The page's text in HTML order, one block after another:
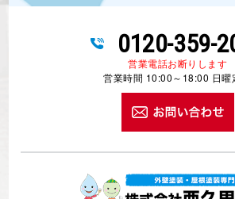
0120-359-
営業電話お断りします
営業時間 10:00～18:00 日曜